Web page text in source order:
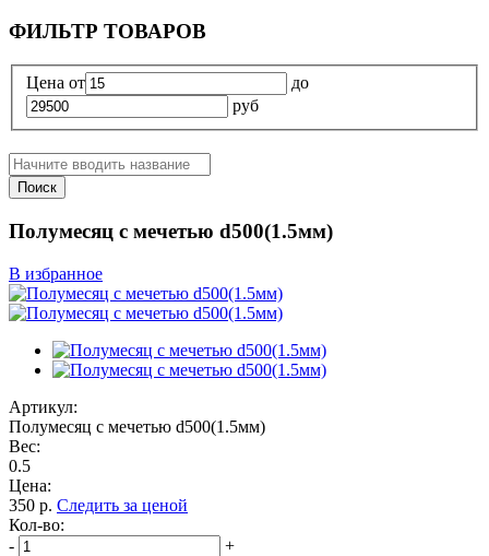
ФИЛЬТР ТОВАРОВ
Цена от
до
руб
Поиск
Полумесяц с мечетью d500(1.5мм)
В избранное
Артикул:
Полумесяц с мечетью d500(1.5мм)
Вес:
0.5
Цена:
350 р. Следить за ценой
Кол-во:
-
+